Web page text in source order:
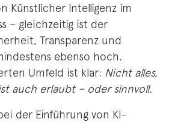
Künstlicher Intelligenz im
– gleichzeitig ist der
Transparenz und
ebenso hoch.
Umfeld ist klar: Nicht alles,
auch erlaubt – oder sinnvoll.
der Einführung von KI-